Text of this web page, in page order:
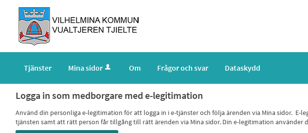
Tjänster Mina sidor Om Frågor och svar Dataskydd
Logga in som medborgare med e-legitimation
Använd din personliga e-legitimation för att logga in i e-tjänster och följa ärenden via Mina sidor.
tjänsten samt att rätt person får tillgång till rätt ärenden via Mina sidor. Din e-legitimation